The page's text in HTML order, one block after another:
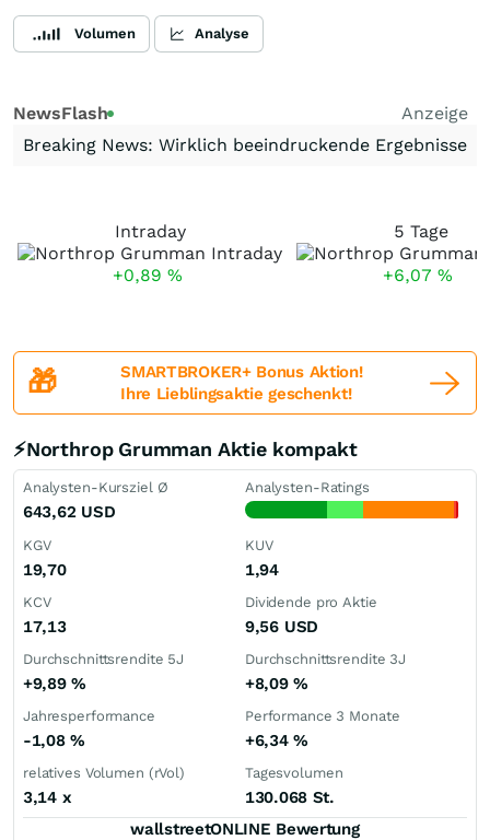
Volumen Analyse
NewsFlash
Anzeige
Breaking News: Wirklich beeindruckende Ergebnisse
Intraday
+0,89 %
5 Tage
+6,07 %
🎁
SMARTBROKER+ Bonus Aktion!
Ihre Lieblingsaktie geschenkt!
⚡Northrop Grumman Aktie kompakt
Analysten-Kursziel Ø
643,62 USD
Analysten-Ratings
KGV
19,70
KUV
1,94
KCV
17,13
Dividende pro Aktie
9,56 USD
Durchschnittsrendite 5J
+9,89%
Durchschnittsrendite 3J
+8,09%
Jahresperformance
-1,08%
Performance 3 Monate
+6,34%
relatives Volumen (rVol)
3,14 x
Tagesvolumen
130.068 St.
wallstreetONLINE Bewertung